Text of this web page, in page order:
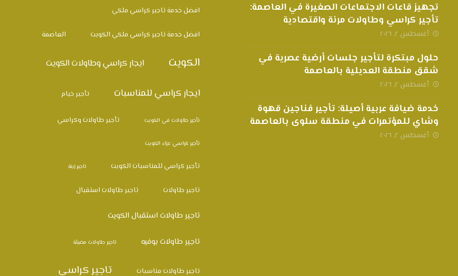
تجهيز قاعات الاجتماعات الصغيرة في العاصمة:
تأجير كراسي وطاولات مرنة واقتصادية
أغسطس ٢, ٢٠٢٦
حلول مبتكرة لتأجير جلسات أرضية عصرية في
شقق منطقة العديلية بالعاصمة
أغسطس ٢, ٢٠٢٦
خدمة ضيافة عربية أصيلة: تأجير فناجين قهوة
وشاي للمؤتمرات في منطقة سلوى بالعاصمة
أغسطس ٢, ٢٠٢٦
افضل خدمة تاجير كراسي ملكي
افضل خدمة تاجير كراسي ملكي الكويت العاصمة
الكويت ايجار كراسي وطاولات الكويت
ايجار كراسي للمناسبات تأجير خيام
تأجير طاولات في الكويت تأجير طاولات وكراسي
تأجير كراسي عزاء الكويت
تأجير كراسي للمناسبات الكويت تاجير زينة
تاجير طاولات تاجير طاولات استقبال
تاجير طاولات استقبال الكويت
تاجير طاولات بوفيه تاجير طاولات مضيئة
تاجير طاولات مناسبات تاجير كراسي